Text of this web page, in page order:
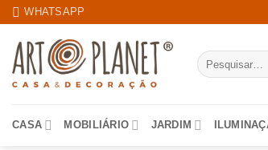
Skip
content
WHATSAPP
Pesquisar
por:
CASA MOBILIÁRIO JARDIM